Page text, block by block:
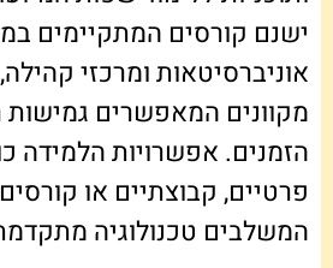
ישנם קורסים המתקיימים
אוניברסיטאות ומרכזי
מקוונים המאפשרים גמישות
הזמנים. אפשרויות הלמידה
פרטיים, קבוצתיים או
המשלבים טכנולוגיה